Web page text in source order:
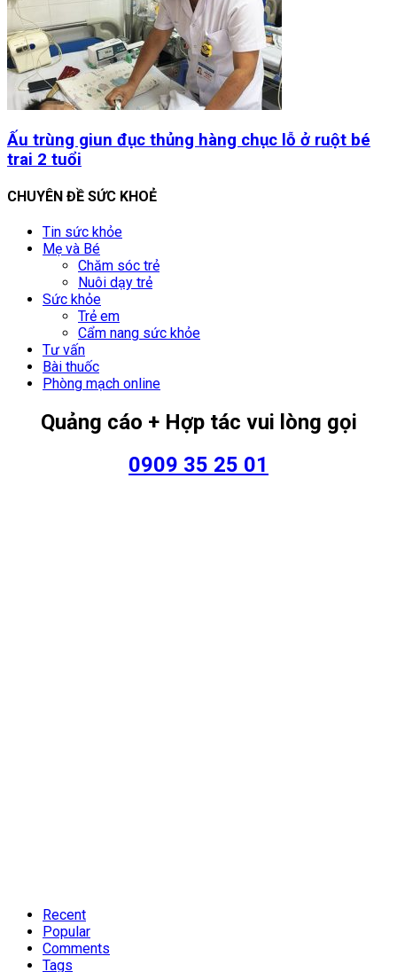
Ấu trùng giun đục thủng hàng chục lỗ ở ruột bé
trai 2 tuổi
CHUYÊN ĐỀ SỨC KHOẺ
Tin sức khỏe
Mẹ và Bé
Chăm sóc trẻ
Nuôi dạy trẻ
Sức khỏe
Trẻ em
Cẩm nang sức khỏe
Tư vấn
Bài thuốc
Phòng mạch online
Quảng cáo + Hợp tác vui lòng gọi
0909 35 25 01
Recent
Popular
Comments
Tags